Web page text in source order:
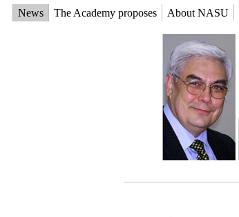
News The Academy proposes About NASU